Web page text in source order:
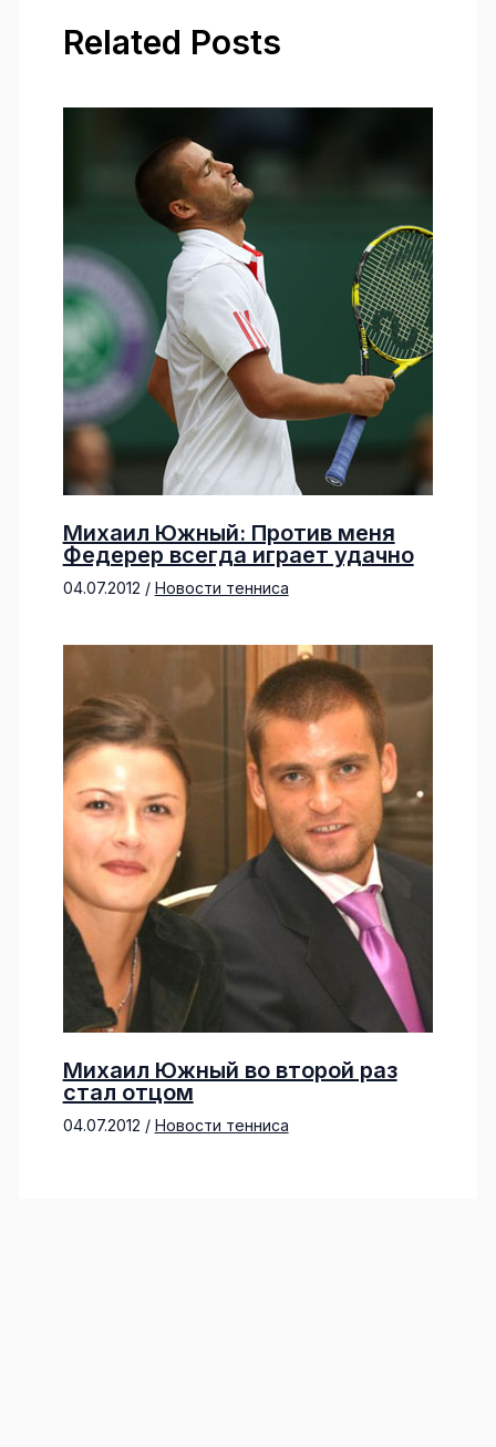
Related Posts
Михаил Южный: Против меня
Федерер всегда играет удачно
04.07.2012 / Новости тенниса
Михаил Южный во второй раз
стал отцом
04.07.2012 / Новости тенниса